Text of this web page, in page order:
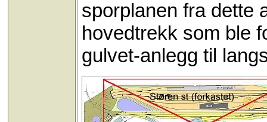
sporplanen fra dette
hovedtrekk som ble
gulvet-anlegg til